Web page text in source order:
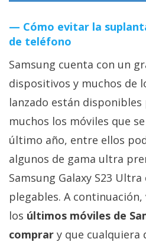
Sistemas
operativos
Profesional
+
Más
temas
Sorteos
Foros
Cómo evitar la
de teléfono
Samsung cuenta con un
dispositivos y muchos de
lanzado están disponibles
muchos los móviles que
último año, entre ellos
algunos de gama ultra
Samsung Galaxy S23
plegables. A
los últimos móviles de
comprar y que cualquiera